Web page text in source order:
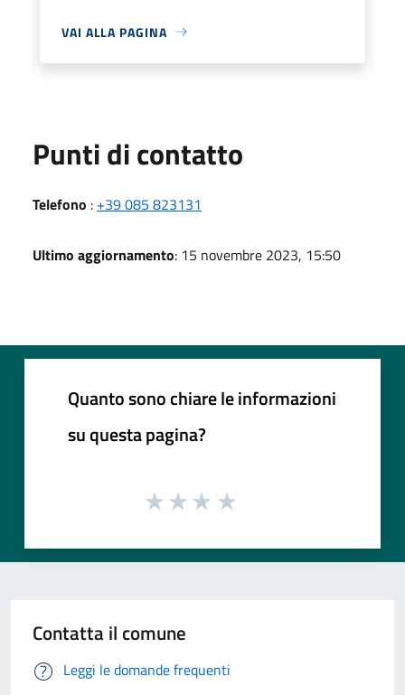
VAI ALLA PAGINA
Punti di contatto
Telefono : +39 085 823131
Ultimo aggiornamento: 15 novembre 2023, 15:50
Quanto sono chiare le informazioni
su questa pagina?
Contatta il comune
Leggi le domande frequenti